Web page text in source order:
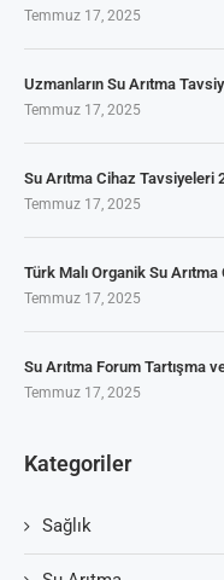
Temmuz 17, 2025
Uzmanların Su Arıtma
Temmuz 17, 2025
Su Arıtma Cihaz Tavsiyeleri
Temmuz 17, 2025
Türk Malı Organik Su Arıtma
Temmuz 17, 2025
Su Arıtma Forum Tartışma
Temmuz 17, 2025
Kategoriler
Sağlık